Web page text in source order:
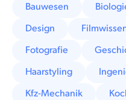
Bauwesen
Design
Fotografie
Haarstyling
Kfz-Mechanik